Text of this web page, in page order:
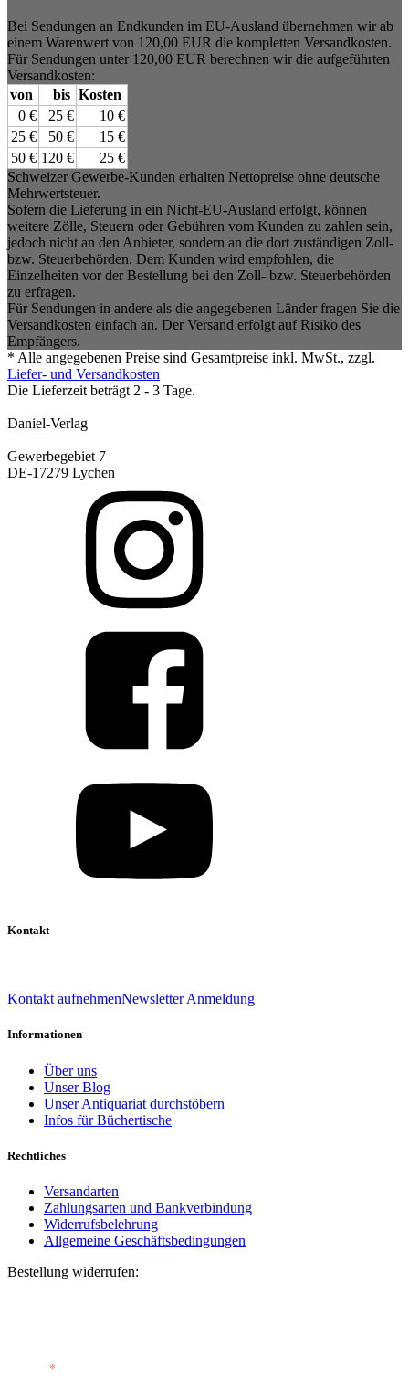
Bei Sendungen an Endkunden im EU-Ausland übernehmen wir ab
einem Warenwert von 120,00 EUR die kompletten Versandkosten.
Für Sendungen unter 120,00 EUR berechnen wir die aufgeführten
Versandkosten:
von
bis Kosten
0 €
25 €
10 €
25 €
50 €
15 €
50 € 120 €
25 €
Schweizer Gewerbe-Kunden erhalten Nettopreise ohne deutsche
Mehrwertsteuer.
Sofern die Lieferung in ein Nicht-EU-Ausland erfolgt, können
weitere Zölle, Steuern oder Gebühren vom Kunden zu zahlen sein,
jedoch nicht an den Anbieter, sondern an die dort zuständigen Zoll-
bzw. Steuerbehörden. Dem Kunden wird empfohlen, die
Einzelheiten vor der Bestellung bei den Zoll- bzw. Steuerbehörden
zu erfragen.
Für Sendungen in andere als die angegebenen Länder fragen Sie die
Versandkosten einfach an. Der Versand erfolgt auf Risiko des
Empfängers.
* Alle angegebenen Preise sind Gesamtpreise inkl. MwSt., zzgl.
Liefer- und Versandkosten
Die Lieferzeit beträgt 2 - 3 Tage.
Daniel-Verlag
Gewerbegebiet 7
DE-17279 Lychen
Kontakt
Kontakt aufnehmenNewsletter Anmeldung
Informationen
Über uns
Unser Blog
Unser Antiquariat durchstöbern
Infos für Büchertische
Rechtliches
Versandarten
Zahlungsarten und Bankverbindung
Widerrufsbelehrung
Allgemeine Geschäftsbedingungen
Bestellung widerrufen:
*